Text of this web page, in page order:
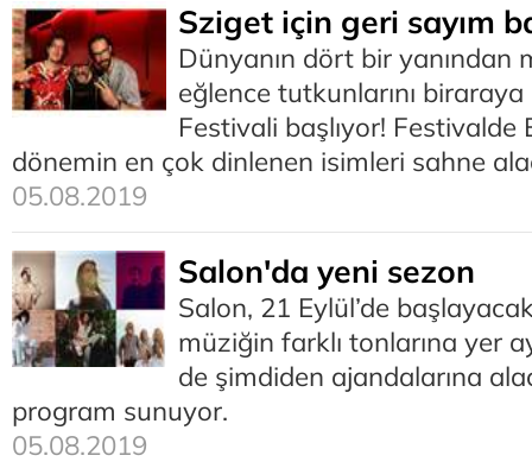
Sziget için geri sayım
Dünyanın dört bir yanından
eğlence tutkunlarını
Festivali başlıyor! Festivalde
dönemin en çok dinlenen isimleri sahne
05.08.2019
Salon'da yeni sezon
Salon, 21 Eylül’de
müziğin farklı tonlarına yer
de şimdiden ajandalarına
program sunuyor.
05.08.2019